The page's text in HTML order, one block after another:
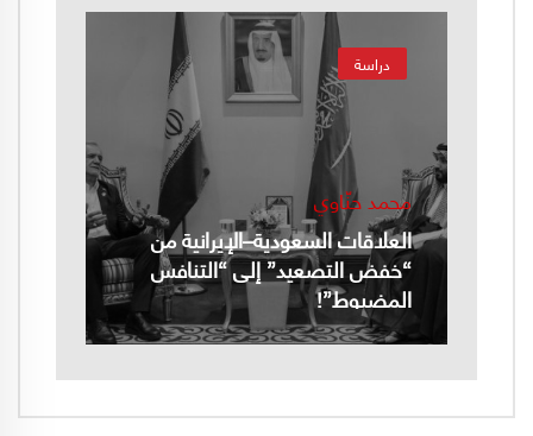
دراسة
محمد حنّاوي
العلاقات السعودية–الإيرانية من
“خفض التصعيد” إلى “التنافس
المضبوط”!